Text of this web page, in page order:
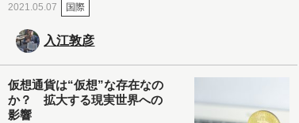
2021.05.07 国際
入江敦彦
仮想通貨は“仮想”な存在なの
か？ 拡大する現実世界への
影響